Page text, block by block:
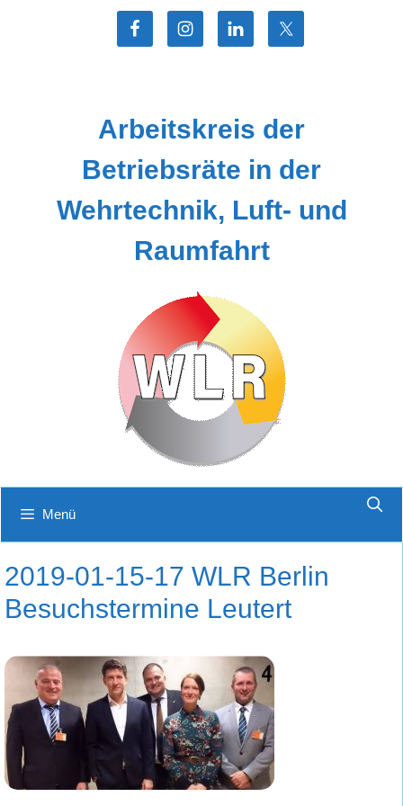
Arbeitskreis der
Betriebsräte in der
Wehrtechnik, Luft- und
Raumfahrt
Menü
2019-01-15-17 WLR Berlin
Besuchstermine Leutert